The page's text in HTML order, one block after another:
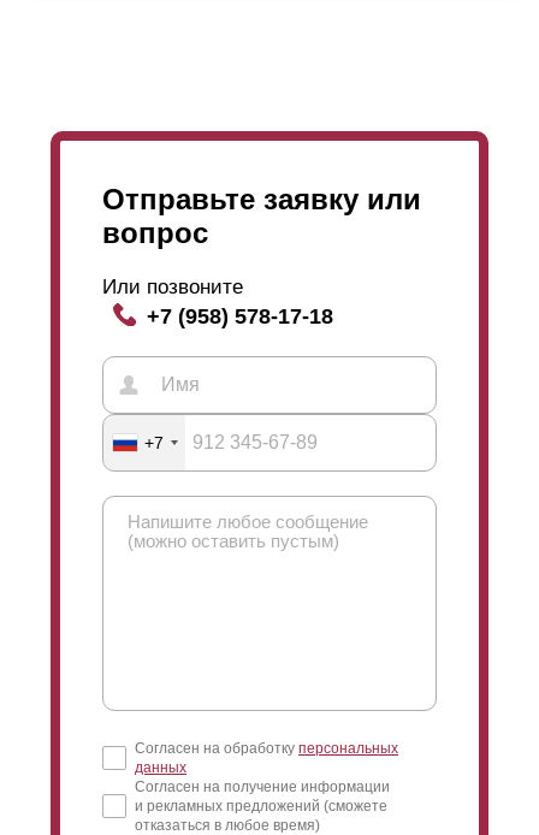
Отправьте заявку или
вопрос
Или позвоните
+7 (958) 578-17-18
+7
Согласен на обработку персональных
данных
Согласен на получение информации
и рекламных предложений (сможете
отказаться в любое время)